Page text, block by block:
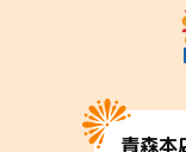
青森本